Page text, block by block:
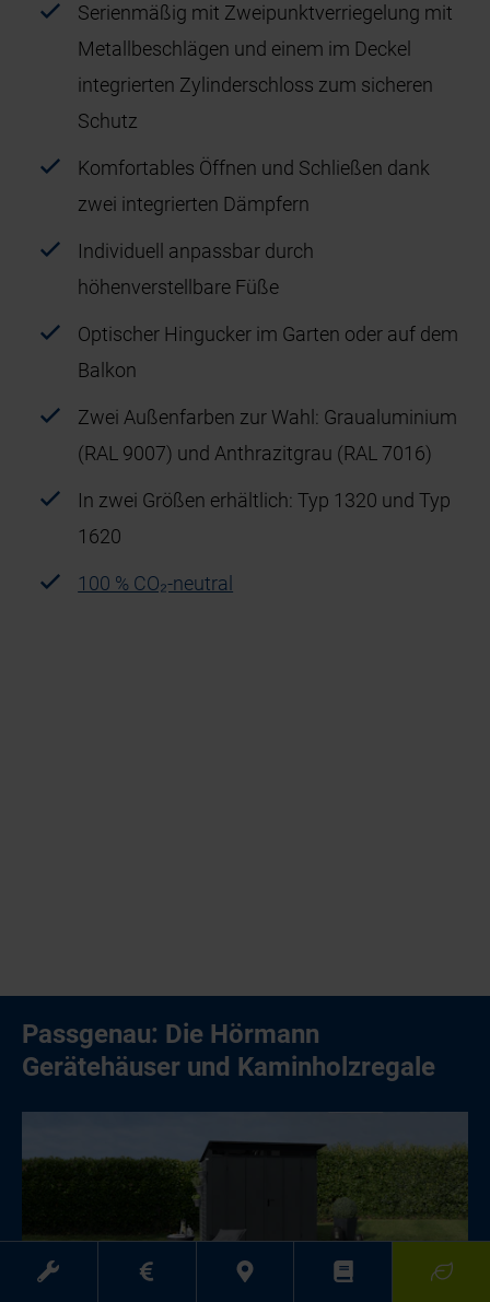
Serienmäßig mit Zweipunktverriegelung mit
Metallbeschlägen und einem im Deckel
integrierten Zylinderschloss zum sicheren
Schutz
Komfortables Öffnen und Schließen dank
zwei integrierten Dämpfern
Individuell anpassbar durch
höhenverstellbare Füße
Optischer Hingucker im Garten oder auf dem
Balkon
Zwei Außenfarben zur Wahl: Graualuminium
(RAL 9007) und Anthrazitgrau (RAL 7016)
In zwei Größen erhältlich: Typ 1320 und Typ
1620
100 % CO₂-neutral
Passgenau: Die Hörmann
Gerätehäuser und Kaminholzregale